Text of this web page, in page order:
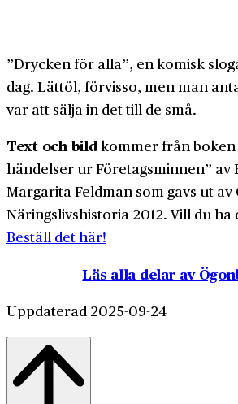
”Drycken för alla”, en komisk
dag. Lättöl, förvisso, men man
var att sälja in det till de små.
Text och bildkommer från boken
händelser ur Företagsminnen” av
Margarita Feldman som gavs ut
Näringslivshistoria 2012. Vill du ha
Beställ det här!
Läs alla delar av
Uppdaterad 2025-09-24